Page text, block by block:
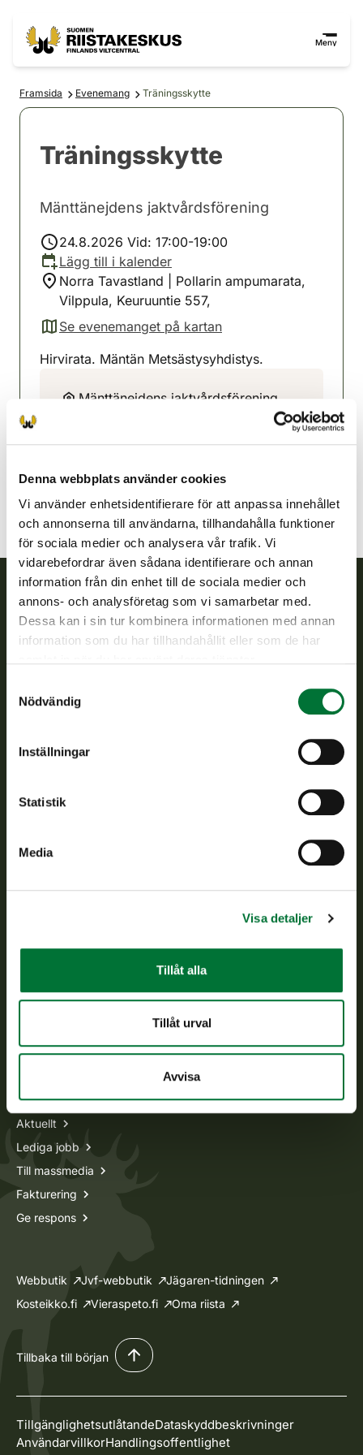
Denna webbplats använder cookies
Vi använder enhetsidentifierare för att anpassa innehållet
och annonserna till användarna, tillhandahålla funktioner
för sociala medier och analysera vår trafik. Vi
vidarebefordrar även sådana identifierare och annan
information från din enhet till de sociala medier och
annons- och analysföretag som vi samarbetar med.
Dessa kan i sin tur kombinera informationen med annan
information som du har tillhandahållit eller som de har
Nödvändig
Inställningar
Statistik
Media
Visa detaljer
Tillåt alla
Tillåt urval
Avvisa
Meny
Framsida Evenemang Träningsskytte
Träningsskytte
Mänttänejdens jaktvårdsförening
24.8.2026 Vid: 17:00-19:00
Lägg till i kalender
Norra Tavastland | Pollarin ampumarata,
Vilppula, Keuruuntie 557,
Se evenemanget på kartan
(avautuu uuteen välilehteen)
Hirvirata. Mäntän Metsästysyhdistys.
Mänttänejdens jaktvårdsförening
Finlands viltcentral
verkställs och svarar för de offentliga förvaltningsuppgifter
som föreskrivs.
asiakaspalvelu@riista.fi
Ofta ställda frågor
Jaktkort
Information om oss
Aktuellt
Lediga jobb
Till massmedia
Fakturering
Ge respons
Webbutik Jvf-webbutik
Jägaren-tidningen
Kosteikko.fi
Vieraspeto.fi Oma riista
Tillbaka till början
TillgänglighetsutlåtandeDataskyddbeskrivninger
AnvändarvillkorHandlingsoffentlighet